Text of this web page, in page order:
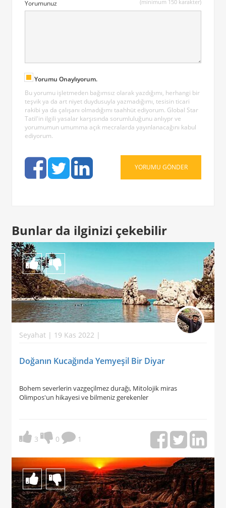
Yorumunuz (minimum 150 karakter)
Yorumu Onaylıyorum.
Bu yorumu işletmeden bağımsız olarak yazdığımı, herhangi bir
teşvik ya da art niyet duydusuyla yazmadığımı, tesisin ticari
rakibi ya da çalışanı olmadığımı taahhüt ediyorum. Global Star
Tatil'in ilgili yasalar karşısında sorumluluğunu anlıypr ve
yorumumun umumma açık mecralarda yayınlanacağını kabul
ediyorum.
Bunlar da ilginizi çekebilir
Seyahat | 19 Kas 2022 |
Doğanın Kucağında Yemyeşil Bir Diyar
Bohem severlerin vazgeçilmez durağı, Mitolojik miras
Olimpos'un hikayesi ve bilmeniz gerekenler
3 0 1